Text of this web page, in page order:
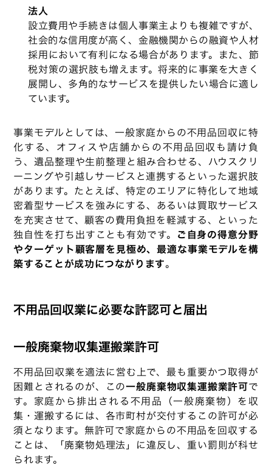
法人
設立費用や手続きは個人事業主よりも複雑ですが、
社会的な信用度が高く、金融機関からの融資や人材
採用において有利になる場合があります。また、節
税対策の選択肢も増えます。将来的に事業を大きく
展開し、多角的なサービスを提供したい場合に適し
ています。
事業モデルとしては、一般家庭からの不用品回収に特
化する、オフィスや店舗からの不用品回収も請け負
う、遺品整理や生前整理と組み合わせる、ハウスクリ
ーニングや引越しサービスと連携するといった選択肢
があります。たとえば、特定のエリアに特化して地域
密着型サービスを強みにする、あるいは買取サービス
を充実させて、顧客の費用負担を軽減する、といった
独自性を打ち出すことも有効です。 ご自身の得意分野
やターゲット顧客層を見極め、最適な事業モデルを構
築することが成功につながります。
不用品回収業に必要な許認可と届出
一般廃棄物収集運搬業許可
不用品回収業を適法に営む上で、最も重要かつ取得が
困難とされるのが、この一般廃棄物収集運搬業許可で
す。家庭から排出される不用品（一般廃棄物）を収
集・運搬するには、各市町村が交付するこの許可が必
須となります。無許可で家庭からの不用品を回収する
ことは、「廃棄物処理法」に違反し、重い罰則が科せ
られます。